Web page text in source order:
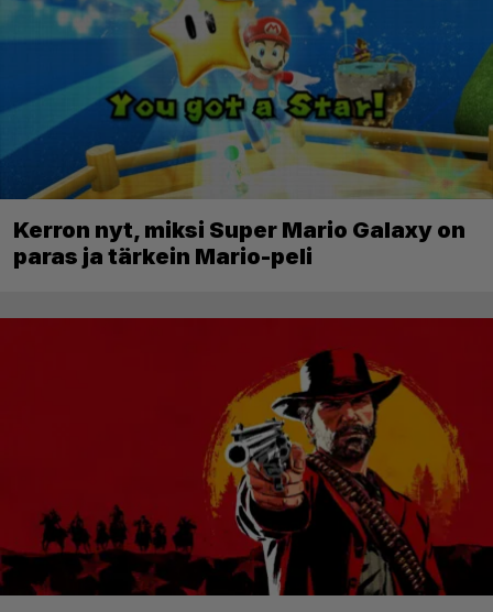
Kerron nyt, miksi Super Mario Galaxy on
paras ja tärkein Mario-peli